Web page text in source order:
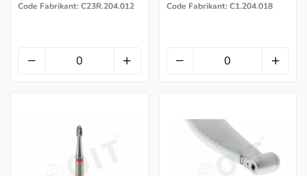
Code Fabrikant: C23R.204.012 Code Fabrikant: C1.204.018